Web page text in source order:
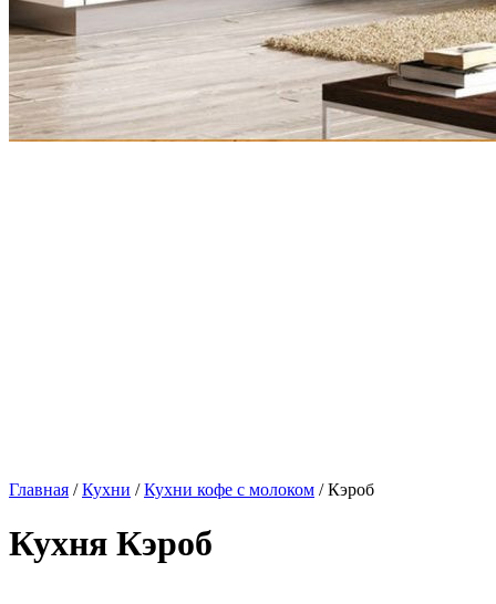
Главная /Кухни /Кухни кофе с молоком / Кэроб
Кухня Кэроб